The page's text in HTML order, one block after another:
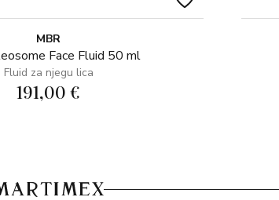
MBR
Face Fluid 50 ml
Fluid za njegu lica
191,00 €